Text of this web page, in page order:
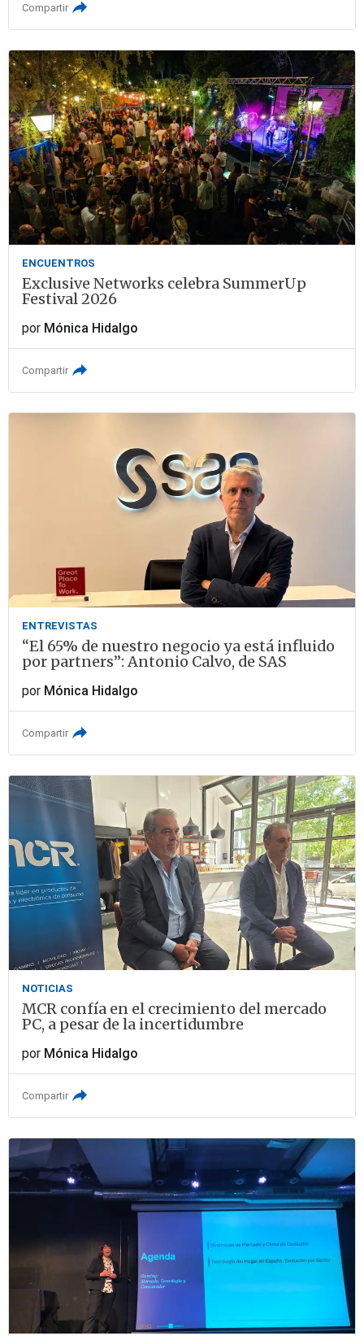
Compartir
ENCUENTROS
Exclusive Networks celebra SummerUp
Festival 2026
por Mónica Hidalgo
Compartir
ENTREVISTAS
“El 65% de nuestro negocio ya está influido
por partners”: Antonio Calvo, de SAS
por Mónica Hidalgo
Compartir
NOTICIAS
MCR confía en el crecimiento del mercado
PC, a pesar de la incertidumbre
por Mónica Hidalgo
Compartir